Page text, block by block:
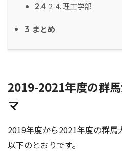
2.4 2-4. 理工学部
3 まとめ
2019-2021年度の群
マ
2019年度から2021年度の群
以下のとおりです。